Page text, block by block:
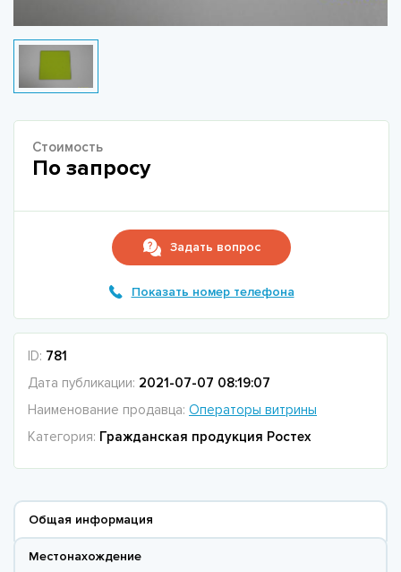
Стоимость
По запросу
Задать вопрос
Показать номер телефона
ID: 781
Дата публикации: 2021-07-07 08:19:07
Наименование продавца: Операторы витрины
Категория: Гражданская продукция Ростех
Общая информация
Местонахождение